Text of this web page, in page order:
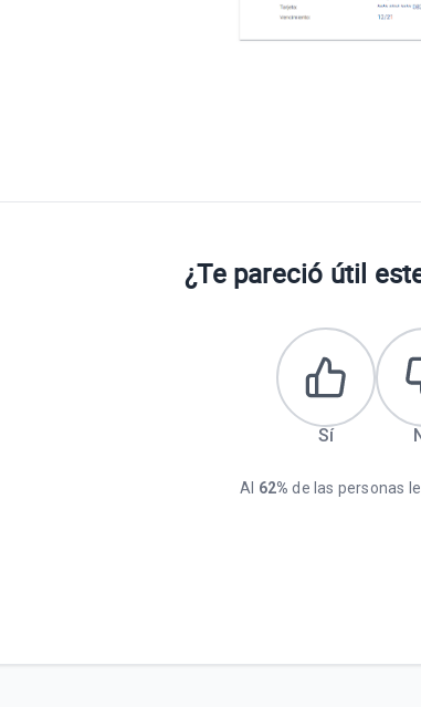
¿Te pareció útil
Sí
Al 62% de las personas